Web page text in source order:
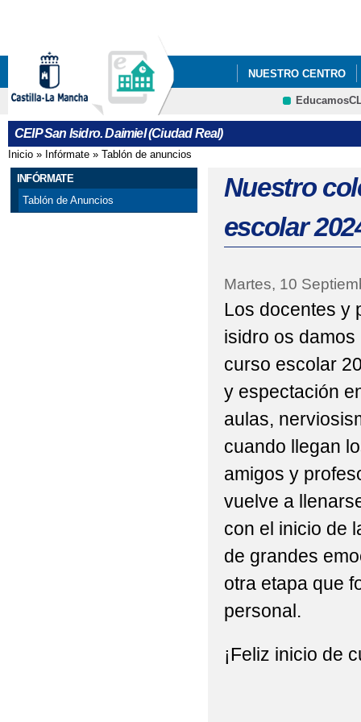
NUESTRO CENTRO
PLAN DE LECTURA
CEIP San Isidro. Daimiel (Ciudad Real)
Se encuentra usted aquí
Inicio » Infórmate » Tablón de anuncios
INFÓRMATE
Tablón de Anuncios
Nuestro
escolar
Martes, 10
Los docentes y
isidro os
curso escolar
y espectación
aulas,
cuando llegan
amigos y
vuelve a
con el inicio de
de grandes
otra etapa que
personal.
¡Feliz inicio de